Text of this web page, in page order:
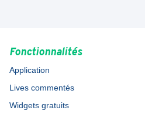
Fonctionnalités
Application
Lives commentés
Widgets gratuits